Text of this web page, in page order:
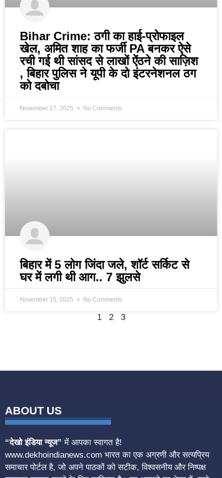
Bihar Crime: ठगी का हाई-प्रोफाइल
खेल, अमित शाह का फर्जी PA बनकर ऐसे
रची गई थी सांसद से लाखों ऐंठने की साज़िश
, बिहार पुलिस ने यूपी के दो इंटरनेशनल ठग
को दबोचा
November 17, 2025 No Comments
बिहार में 5 लोग जिंदा जले, शॉर्ट सर्किट से
घर में लगी थी आग.. 7 झुलसे
November 15, 2025 No Comments
1 2 3
ABOUT US
“देखो इंडिया न्यूज” में आपका स्वागत है!
www.dekhoindianews.com भारत का एक अग्रणी और सत्यप्रिय
समाचार पोर्टल है, जो अपने पाठकों को सटीक, विश्वसनीय और निष्पक्ष